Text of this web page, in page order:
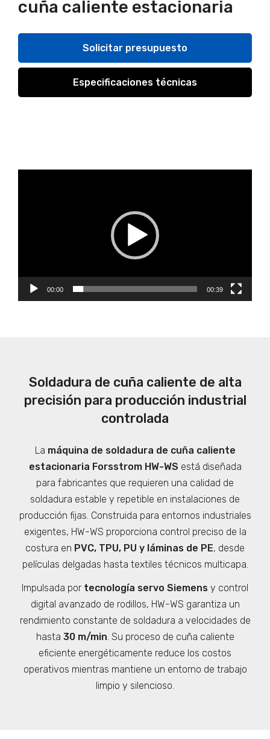
cuña caliente estacionaria
Solicitar presupuesto
Especificaciones técnicas
00:00 00:39
Soldadura de cuña caliente de alta
precisión para producción industrial
controlada
La máquina de soldadura de cuña caliente
estacionaria Forsstrom HW-WS está diseñada
para fabricantes que requieren una calidad de
soldadura estable y repetible en instalaciones de
producción fijas. Construida para entornos industriales
exigentes, HW-WS proporciona control preciso de la
costura en PVC, TPU, PU y láminas de PE, desde
películas delgadas hasta textiles técnicos multicapa.
Impulsada por tecnología servo Siemens y control
digital avanzado de rodillos, HW-WS garantiza un
rendimiento constante de soldadura a velocidades de
hasta 30 m/min. Su proceso de cuña caliente
eficiente energéticamente reduce los costos
operativos mientras mantiene un entorno de trabajo
limpio y silencioso.